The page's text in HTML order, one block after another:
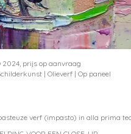
2024, prijs op aanvraag
| Olieverf | Op paneel
verf (impasto) in alla prima